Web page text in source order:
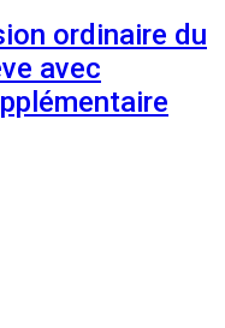
ordinaire du
avec